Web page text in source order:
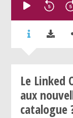
Le Linked
aux
catalogue